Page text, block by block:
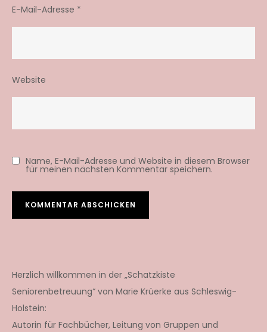
E-Mail-Adresse *
Website
Name, E-Mail-Adresse und Website in diesem Browser
für meinen nächsten Kommentar speichern.
Herzlich willkommen in der „Schatzkiste
Seniorenbetreuung“ von Marie Krüerke aus Schleswig-
Holstein:
Autorin für Fachbücher, Leitung von Gruppen und